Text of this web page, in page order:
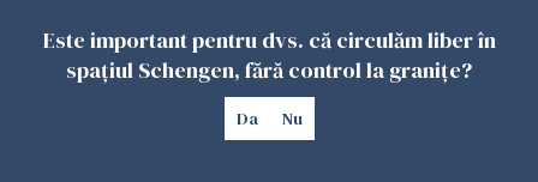
Româncă din Italia, acuzată că și-a lăsat copiii
singuri în casă pentru a merge la mall. Vecinii
Este important pentru dvs. că circulăm liber în
spațiul Schengen, fără control la granițe?
Da Nu